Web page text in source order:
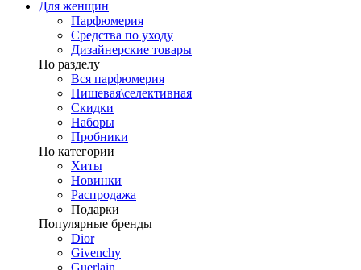
Для женщин
Парфюмерия
Средства по уходу
Дизайнерские товары
По разделу
Вся парфюмерия
Нишевая\селективная
Скидки
Наборы
Пробники
По категории
Хиты
Новинки
Распродажа
Подарки
Популярные бренды
Dior
Givenchy
Guerlain